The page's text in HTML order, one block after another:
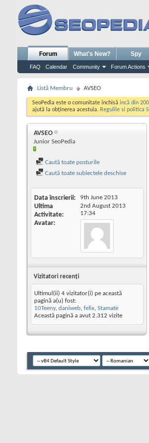
Forum
FAQ Calendar Community Forum Actions
What's New? Spy
Listă Membru AVSEO
SeoPedia este o comunitate inchisă incă din
ajută la obținerea acestuia. Regulile si politica
AVSEO
Junior SeoPedia
Caută toate posturile
Caută toate subiectele deschise
Data înscrierii 9th June 2013
Ultima
Activitate
2nd August 2013
17:34
Avatar
Vizitatori recenţi
Ultimul(ii) 4 vizitator(i) pe această
pagină a(u) fost:
10Teeny, daniweb, felix, Stamate
Această pagină a avut 2.312 vizite